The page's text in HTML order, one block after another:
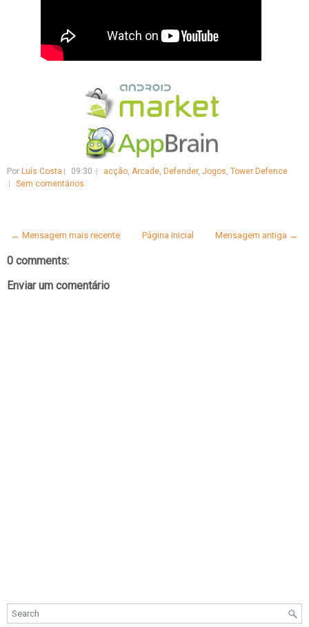
Por Luís Costa 09:30 acção, Arcade, Defender, Jogos, Tower Defence
Sem comentários
← Mensagem mais recente Mensagem antiga →
Página inicial
0 comments:
Enviar um comentário